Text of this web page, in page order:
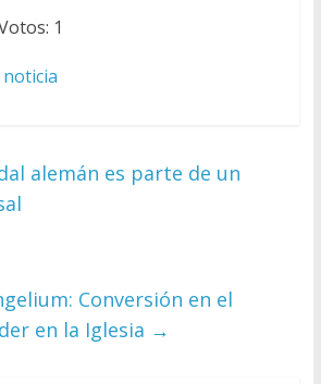
1
alemán es parte de un
Conversión en el
en la Iglesia →